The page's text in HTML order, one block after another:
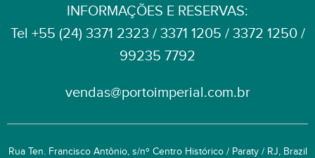
INFORMAÇÕES E RESERVAS:
Tel +55 (24) 3371 2323 / 3371 1205 / 3372 1250 /
99235 7792
vendas@portoimperial.com.br
Rua Ten. Francisco Antônio, s/nº Centro Histórico / Paraty / RJ, Brazil